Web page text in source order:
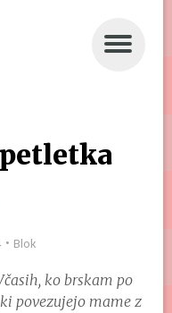
Blok
ko brskam po
povezujejo mame z